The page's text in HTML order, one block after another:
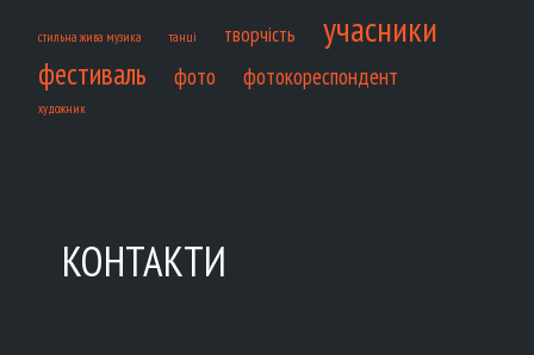
стильна жива музика танці творчість учасники
фестиваль фото фотокореспондент
художник
КОНТАКТИ